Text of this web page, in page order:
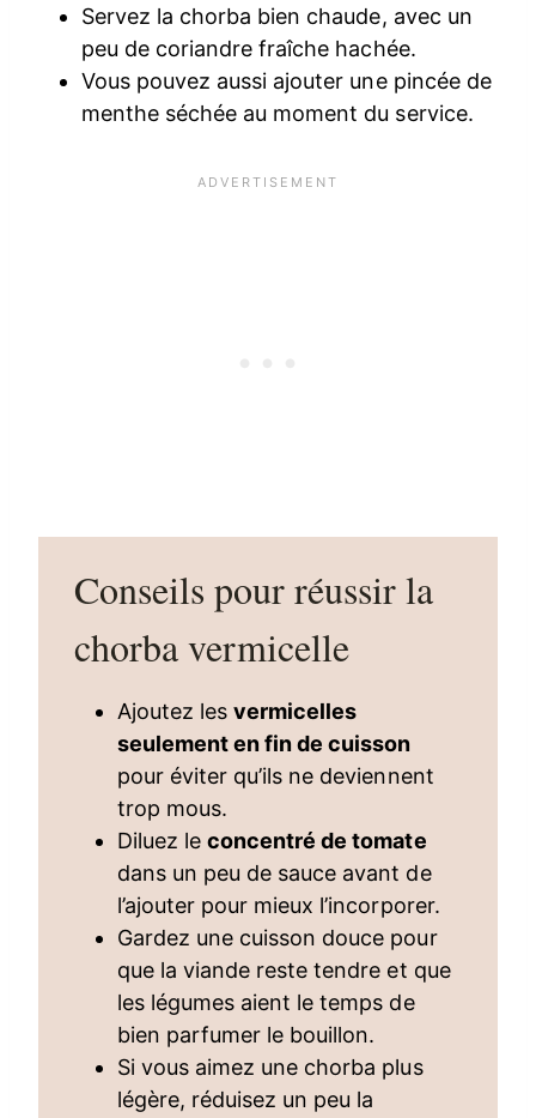
Servez la chorba bien chaude, avec un
peu de coriandre fraîche hachée.
Vous pouvez aussi ajouter une pincée de
menthe séchée au moment du service.
Conseils pour réussir la
chorba vermicelle
Ajoutez lesvermicelles
seulement en fin de cuisson
pour éviter qu’ils ne deviennent
trop mous.
Diluez leconcentré de tomate
dans un peu de sauce avant de
l’ajouter pour mieux l’incorporer.
Gardez une cuisson douce pour
que la viande reste tendre et que
les légumes aient le temps de
bien parfumer le bouillon.
Si vous aimez une chorba plus
légère, réduisez un peu la